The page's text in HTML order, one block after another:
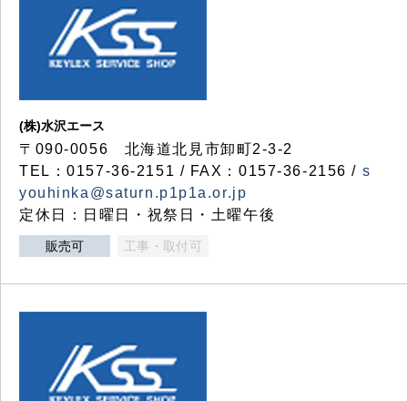
(株)水沢エース
〒090-0056 北海道北見市卸町2-3-2
TEL：0157-36-2151 / FAX：0157-36-2156 / s
youhinka@saturn.p1p1a.or.jp
定休日：日曜日・祝祭日・土曜午後
販売可 工事・取付可